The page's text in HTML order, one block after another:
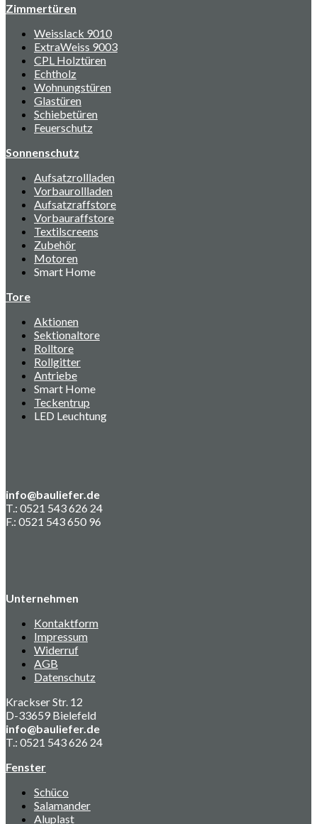
Zimmertüren
Weisslack 9010
ExtraWeiss 9003
CPL Holztüren
Echtholz
Wohnungstüren
Glastüren
Schiebetüren
Feuerschutz
Sonnenschutz
Aufsatzrollladen
Vorbaurollladen
Aufsatzraffstore
Vorbauraffstore
Textilscreens
Zubehör
Motoren
Smart Home
Tore
Aktionen
Sektionaltore
Rolltore
Rollgitter
Antriebe
Smart Home
Teckentrup
LED Leuchtung
info@bauliefer.de
T.: 0521 543 626 24
F.: 0521 543 650 96
Unternehmen
Kontaktform
Impressum
Widerruf
AGB
Datenschutz
Krackser Str. 12
D-33659 Bielefeld
info@bauliefer.de
T.: 0521 543 626 24
Fenster
Schüco
Salamander
Aluplast